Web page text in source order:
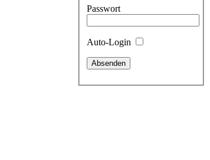
Passwort
Auto-Login